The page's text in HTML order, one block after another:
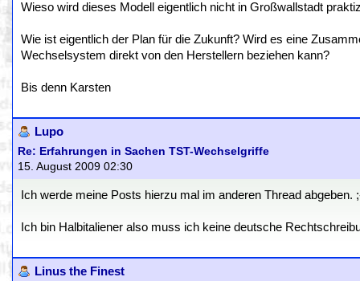
Wieso wird dieses Modell eigentlich nicht in Großwallstadt
Wie ist eigentlich der Plan für die Zukunft? Wird es eine
Wechselsystem direkt von den Herstellern beziehen kann?
Bis denn Karsten
Lupo
Re: Erfahrungen in Sachen TST-Wechselgriffe
15. August 2009 02:30
Ich werde meine Posts hierzu mal im anderen Thread abgeben.
Ich bin Halbitaliener also muss ich keine deutsche
Linus the Finest